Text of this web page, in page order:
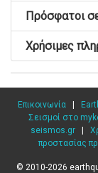
Πρόσφατοι
Χρήσιμες
Επικοινωνία|
Σεισμοί στο
seismos.gr
προστασίας
© 2010-2026